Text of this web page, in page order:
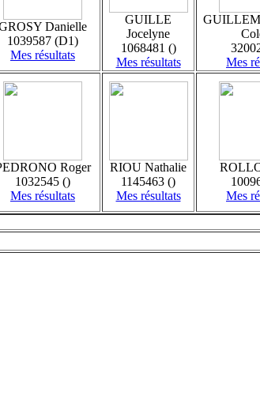
Danielle
1039587 (D1)
Mes résultats
GUILLE
Jocelyne
1068481 ()
Mes résultats
Mes
Roger
1032545 ()
Mes résultats
RIOU Nathalie
1145463 ()
Mes résultats
Mes